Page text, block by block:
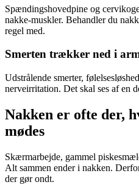
Spændingshovedpine og
nakke-muskler. Behandler du
regel med.
Smerten trækker ned i
Udstrålende smerter,
nerveirritation. Det skal ses af en
Nakken er ofte der,
mødes
Skærmarbejde, gammel
Alt sammen ender i nakken.
der gør ondt.